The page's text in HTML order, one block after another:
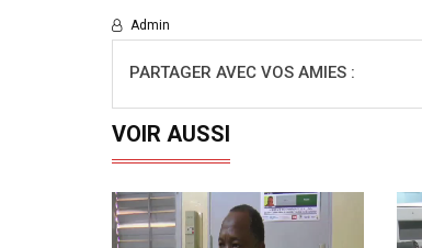
Admin
PARTAGER AVEC VOS AMIES :
VOIR AUSSI